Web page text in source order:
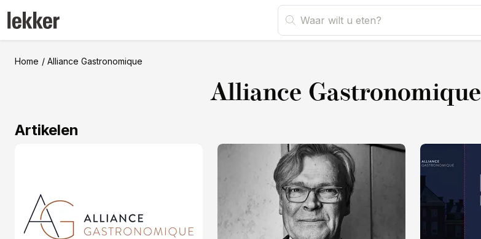
Home Alliance Gastronomique
Alliance Gastronomique
Artikelen